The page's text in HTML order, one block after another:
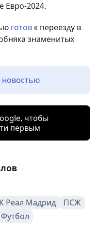
Евро-2024.
готов к переезду в
знаменитых
новостью
чтобы
первым
Реал Мадрид
ПСЖ
Футбол